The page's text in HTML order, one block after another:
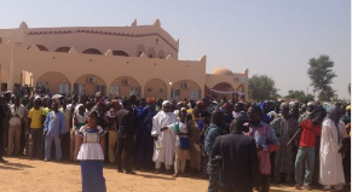
e
u
n
c
o